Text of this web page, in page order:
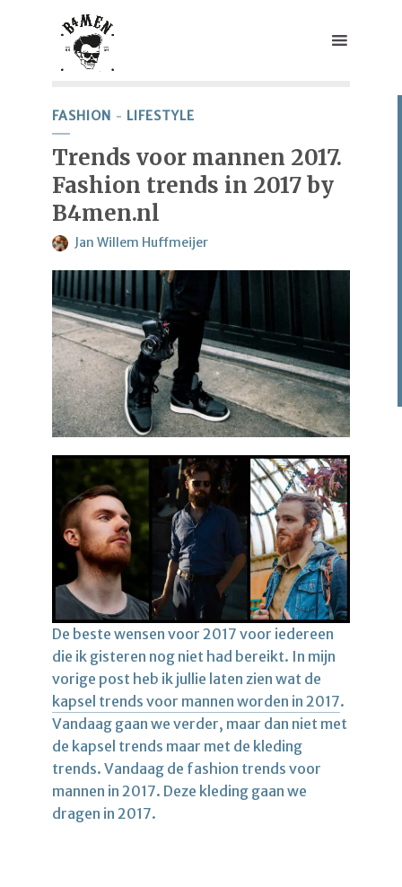
FASHION LIFESTYLE
Trends voor mannen 2017.
Fashion trends in 2017 by
B4men.nl
Jan Willem Huffmeijer
De beste wensen voor 2017 voor iedereen
die ik gisteren nog niet had bereikt. In mijn
vorige post heb ik jullie laten zien wat de
kapsel trends voor mannen worden in 2017.
Vandaag gaan we verder, maar dan niet met
de kapsel trends maar met de kleding
trends. Vandaag de fashion trends voor
mannen in 2017. Deze kleding gaan we
dragen in 2017.